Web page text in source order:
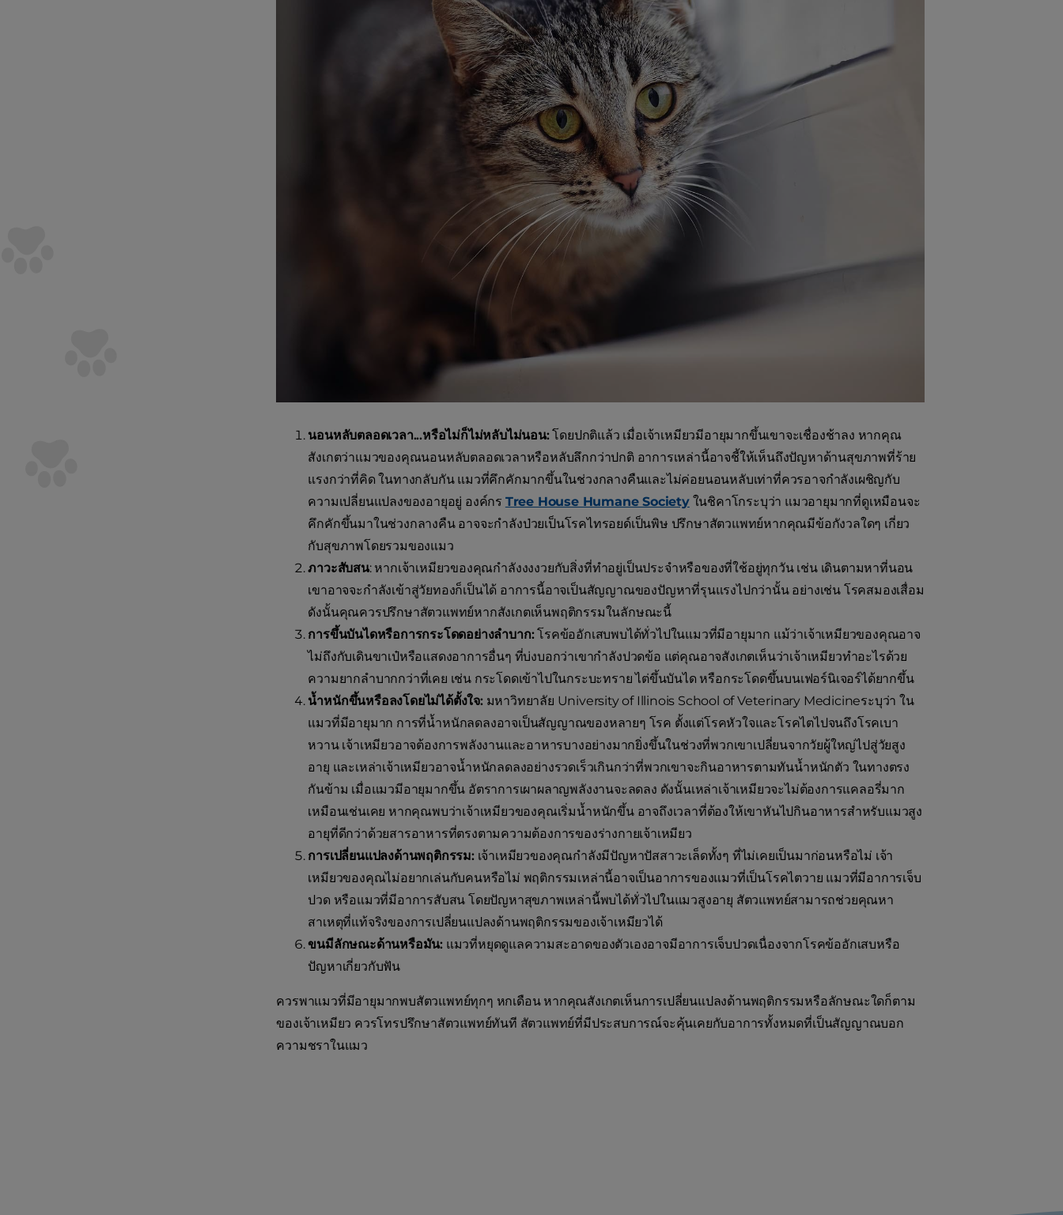
นอนหลับตลอดเวลา...หรือไม่ก็ไม่หลับไม่นอน:โดยปกติแล้ว เมื่อเจ้าเหมียวมีอายุมากขึ้นเขาจะเชื่องช้าลง หากคุณ
สังเกตว่าแมวของคุณนอนหลับตลอดเวลาหรือหลับลึกกว่าปกติ อาการเหล่านี้อาจชี้ให้เห็นถึงปัญหาด้านสุขภาพที่ร้าย
แรงกว่าที่คิด ในทางกลับกัน แมวที่คึกคักมากขึ้นในช่วงกลางคืนและไม่ค่อยนอนหลับเท่าที่ควรอาจกำลังเผชิญกับ
ความเปลี่ยนแปลงของอายุอยู่ องค์กร Tree House Humane Societyในชิคาโกระบุว่า แมวอายุมากที่ดูเหมือนจะ
คึกคักขึ้นมาในช่วงกลางคืน อาจจะกำลังป่วยเป็นโรคไทรอยด์เป็นพิษ ปรึกษาสัตวแพทย์หากคุณมีข้อกังวลใดๆ เกี่ยว
กับสุขภาพโดยรวมของแมว
ภาวะสับสน: หากเจ้าเหมียวของคุณกำลังงงงวยกับสิ่งที่ทำอยู่เป็นประจำหรือของที่ใช้อยู่ทุกวัน เช่น เดินตามหาที่นอน
เขาอาจจะกำลังเข้าสู่วัยทองก็เป็นได้ อาการนี้อาจเป็นสัญญาณของปัญหาที่รุนแรงไปกว่านั้น อย่างเช่น โรคสมองเสื่อม
ดังนั้นคุณควรปรึกษาสัตวแพทย์หากสังเกตเห็นพฤติกรรมในลักษณะนี้
การขึ้นบันไดหรือการกระโดดอย่างลำบาก:โรคข้ออักเสบพบได้ทั่วไปในแมวที่มีอายุมาก แม้ว่าเจ้าเหมียวของคุณอาจ
ไม่ถึงกับเดินขาเป๋หรือแสดงอาการอื่นๆ ที่บ่งบอกว่าเขากำลังปวดข้อ แต่คุณอาจสังเกตเห็นว่าเจ้าเหมียวทำอะไรด้วย
ความยากลำบากกว่าที่เคย เช่น กระโดดเข้าไปในกระบะทราย ไต่ขึ้นบันได หรือกระโดดขึ้นบนเฟอร์นิเจอร์ได้ยากขึ้น
น้ำหนักขึ้นหรือลงโดยไม่ได้ตั้งใจ:มหาวิทยาลัย University of Illinois School of Veterinary Medicineระบุว่า ใน
แมวที่มีอายุมาก การที่น้ำหนักลดลงอาจเป็นสัญญาณของหลายๆ โรค ตั้งแต่โรคหัวใจและโรคไตไปจนถึงโรคเบา
หวาน เจ้าเหมียวอาจต้องการพลังงานและอาหารบางอย่างมากยิ่งขึ้นในช่วงที่พวกเขาเปลี่ยนจากวัยผู้ใหญ่ไปสู่วัยสูง
อายุ และเหล่าเจ้าเหมียวอาจน้ำหนักลดลงอย่างรวดเร็วเกินกว่าที่พวกเขาจะกินอาหารตามทันน้ำหนักตัว ในทางตรง
กันข้าม เมื่อแมวมีอายุมากขึ้น อัตราการเผาผลาญพลังงานจะลดลง ดังนั้นเหล่าเจ้าเหมียวจะไม่ต้องการแคลอรี่มาก
เหมือนเช่นเคย หากคุณพบว่าเจ้าเหมียวของคุณเริ่มน้ำหนักขึ้น อาจถึงเวลาที่ต้องให้เขาหันไปกินอาหารสำหรับแมวสูง
อายุที่ดีกว่าด้วยสารอาหารที่ตรงตามความต้องการของร่างกายเจ้าเหมียว
การเปลี่ยนแปลงด้านพฤติกรรม:เจ้าเหมียวของคุณกำลังมีปัญหาปัสสาวะเล็ดทั้งๆ ที่ไม่เคยเป็นมาก่อนหรือไม่ เจ้า
เหมียวของคุณไม่อยากเล่นกับคนหรือไม่ พฤติกรรมเหล่านี้อาจเป็นอาการของแมวที่เป็นโรคไตวาย แมวที่มีอาการเจ็บ
ปวด หรือแมวที่มีอาการสับสน โดยปัญหาสุขภาพเหล่านี้พบได้ทั่วไปในแมวสูงอายุ สัตวแพทย์สามารถช่วยคุณหา
สาเหตุที่แท้จริงของการเปลี่ยนแปลงด้านพฤติกรรมของเจ้าเหมียวได้
ขนมีลักษณะด้านหรือมัน: แมวที่หยุดดูแลความสะอาดของตัวเองอาจมีอาการเจ็บปวดเนื่องจากโรคข้ออักเสบหรือ
ปัญหาเกี่ยวกับฟัน
ควรพาแมวที่มีอายุมากพบสัตวแพทย์ทุกๆ หกเดือน หากคุณสังเกตเห็นการเปลี่ยนแปลงด้านพฤติกรรมหรือลักษณะใดก็ตาม
ของเจ้าเหมียว ควรโทรปรึกษาสัตวแพทย์ทันที สัตวแพทย์ที่มีประสบการณ์จะคุ้นเคยกับอาการทั้งหมดที่เป็นสัญญาณบอก
ความชราในแมว